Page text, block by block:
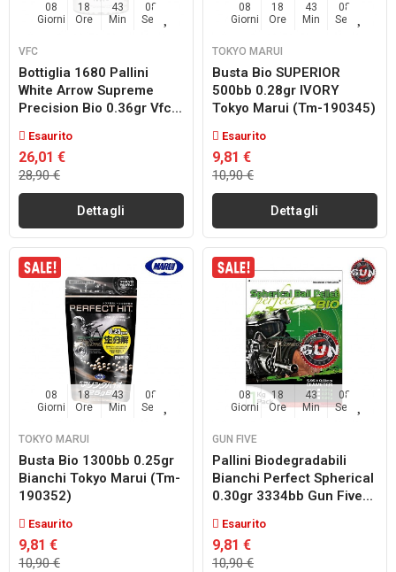
08
Giorni
18
Ore
43
Min
07
Sec
VFC
Bottiglia 1680 Pallini
White Arrow Supreme
Precision Bio 0.36gr Vfc...
Esaurito
26,01 €
28,90 €
Dettagli
08
Giorni
18
Ore
43
Min
07
Sec
TOKYO MARUI
Busta Bio SUPERIOR
500bb 0.28gr IVORY
Tokyo Marui (tm-190345)
Esaurito
9,81 €
10,90 €
Dettagli
08
Giorni
18
Ore
43
Min
07
Sec
TOKYO MARUI
Busta Bio 1300bb 0.25gr
Bianchi Tokyo Marui (tm-
190352)
Esaurito
9,81 €
10,90 €
08
Giorni
18
Ore
43
Min
07
Sec
GUN FIVE
Pallini Biodegradabili
Bianchi Perfect Spherical
0.30gr 3334bb Gun Five...
Esaurito
9,81 €
10,90 €